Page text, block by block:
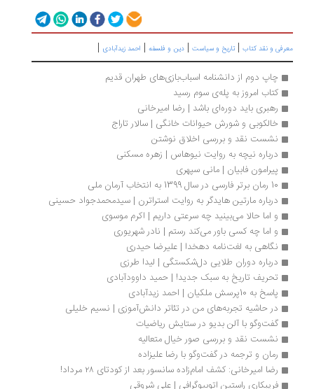
و نقد کتاب|تاریخ و سیاست |دین و فلسفه|احمد زیدآبادی|
چاپ دوم از دانشنامه‌ اسباب‌بازی‌های طهران قدیم
کتاب امروز به پله‌ی سوم رسید
رهبری باید دوره‌ای باشد | رضا امیرخانی
خالکوبی و شورش حیوانات خانگی | سالار تاراج
نشست نقد و بررسی اخلاق نوشتن
درباره نیچه به روایت نیوهاس | زهره مسکنی
پیرامون فابیان | مانی سپهری
درباره مارتین هایدگر به روایت استراترن | سیدمحمدجواد حسینی
و اما حالا می‌بینید چه سرعتی داریم | اکرم موسوی
و اما چه کسی باور می‌کند رستم | نادر شهریوری
نگاهی به لغت‌نامه دهخدا | علیرضا حیدری
درباره دوران طلایی دل‌شکستگی | لیدا طرزی
تحریف تاریخ به سبک جدید! | حمید داوودآبادی
پاسخ به 10پرسش ملکیان | احمد زیدآبادی
در حاشیه تجربه‌های من در تئاتر دانش‌آموزی | نسیم خلیلی
گفت‌وگو با آلن بدیو در ستایش ریاضیات
نشست نقد و بررسی صور خیال متعالیه
رمان و ترجمه در گفت‌وگو با رضا علیزاده
رضا امیرخانی: کشف امام‌زاده سانسور بعد از کودتای ۲۸ مرداد!
فریبکاری راستین اتوبیوگرافی | علی شروقی